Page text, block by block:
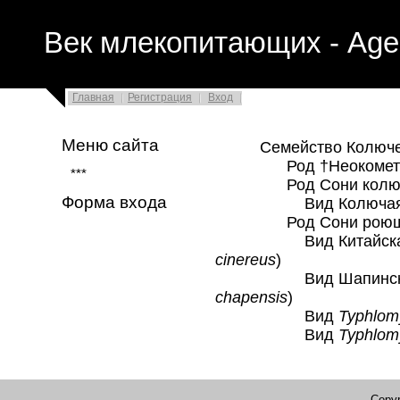
Век млекопитающих -
Главная Регистрация Вход
Меню сайта
***
Форма входа
Семейство
Род
Род Сони
Вид Колючая
Род Сони
Вид Китайская
cinereus)
Вид Шапинская
chapensis)
Вид
Вид